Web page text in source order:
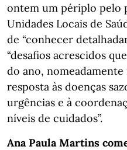
ontem um périplo pelo
Unidades Locais de
de “conhecer
“desafios acrescidos
do ano,
resposta às doenças
urgências e à
níveis de cuidados”.
Ana Paula Martins